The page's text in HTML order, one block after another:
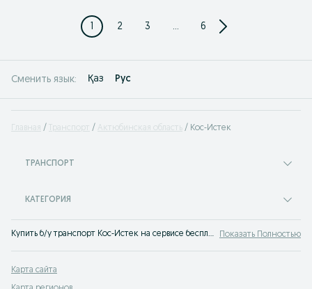
1 2 3 ... 6
Сменить язык: Қаз Рус
Главная Транспорт Актюбинская область Кос-Истек
ТРАНСПОРТ
КАТЕГОРИЯ
Купить б/у транспорт Кос-Истек на сервисе бесплатных объявлений OLX. Продажа и обмен любых видов транспорта, запчасти и транспортные услуги. Показать Полностью
Карта сайта